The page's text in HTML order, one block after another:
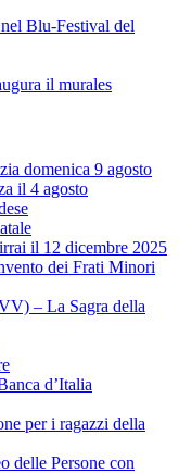
Blu-Festival del
il murales
domenica 9 agosto
il 4 agosto
il 12 dicembre 2025
dei Frati Minori
– La Sagra della
d’Italia
per i ragazzi della
delle Persone con